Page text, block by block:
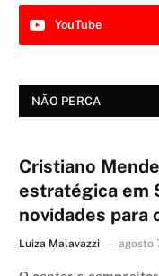
YouTube
NÃO PERCA
Cristiano
estratégica em
novidades para
Luiza Malavazzi agosto